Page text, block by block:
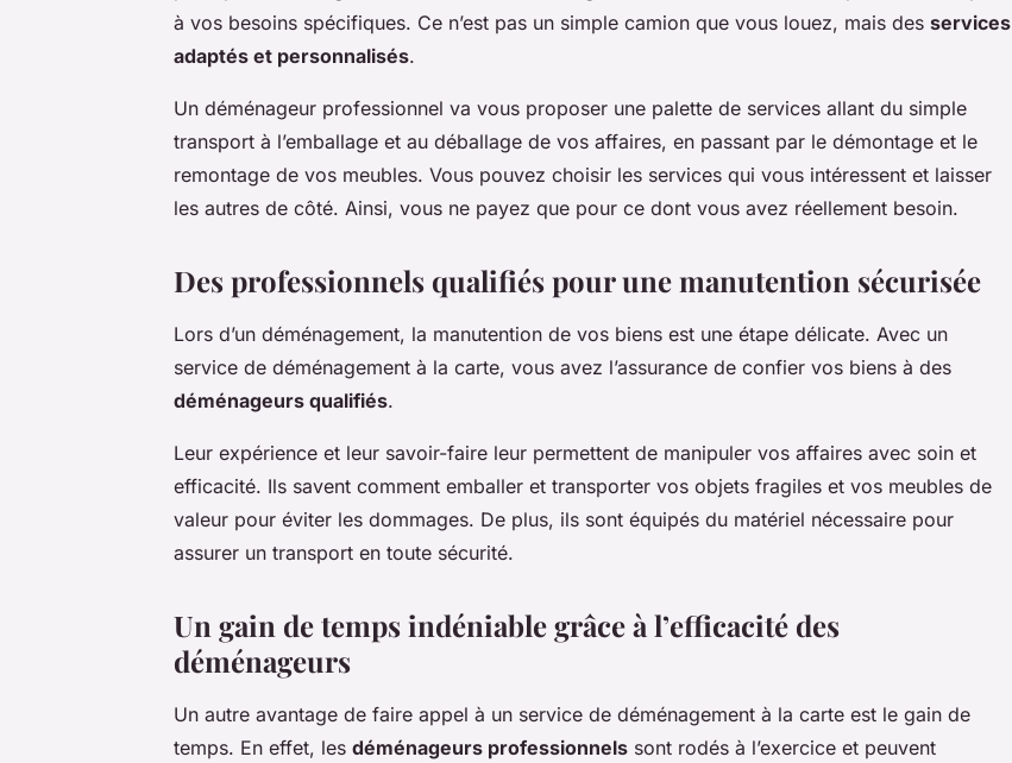
à vos besoins spécifiques. Ce n’est pas un simple camion que vous louez, mais des services
adaptés et personnalisés.
Un déménageur professionnel va vous proposer une palette de services allant du simple
transport à l’emballage et au déballage de vos affaires, en passant par le démontage et le
remontage de vos meubles. Vous pouvez choisir les services qui vous intéressent et laisser
les autres de côté. Ainsi, vous ne payez que pour ce dont vous avez réellement besoin.
Des professionnels qualifiés pour une manutention sécurisée
Lors d’un déménagement, la manutention de vos biens est une étape délicate. Avec un
service de déménagement à la carte, vous avez l’assurance de confier vos biens à des
déménageurs qualifiés.
Leur expérience et leur savoir-faire leur permettent de manipuler vos affaires avec soin et
efficacité. Ils savent comment emballer et transporter vos objets fragiles et vos meubles de
valeur pour éviter les dommages. De plus, ils sont équipés du matériel nécessaire pour
assurer un transport en toute sécurité.
Un gain de temps indéniable grâce à l’efficacité des
déménageurs
Un autre avantage de faire appel à un service de déménagement à la carte est le gain de
temps. En effet, les déménageurs professionnels sont rodés à l’exercice et peuvent